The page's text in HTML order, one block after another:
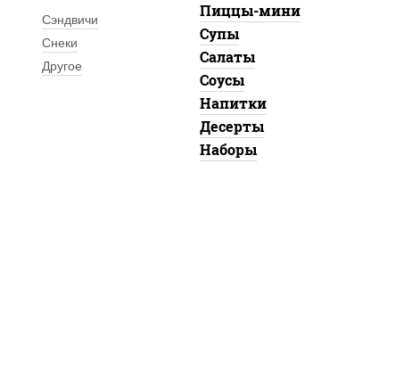
Сэндвичи
Снеки
Другое
Пиццы-мини
Супы
Салаты
Соусы
Напитки
Десерты
Наборы